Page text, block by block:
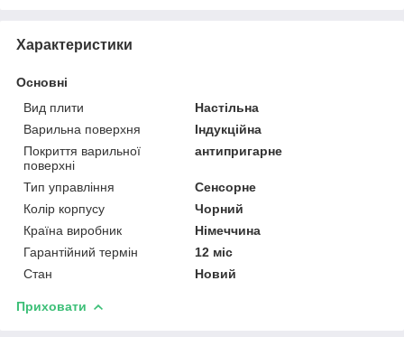
Характеристики
Основні
Вид плити
Настільна
Варильна поверхня
Індукційна
Покриття варильної
поверхні
антипригарне
Тип управління
Сенсорне
Колір корпусу
Чорний
Країна виробник
Німеччина
Гарантійний термін
12 міс
Стан
Новий
Приховати